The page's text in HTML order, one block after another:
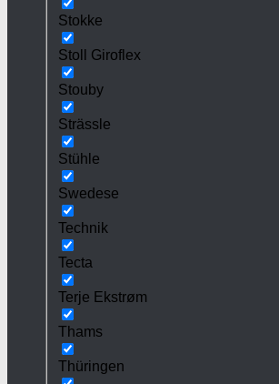
Stokke
Stoll Giroflex
Stouby
Strässle
Stühle
Swedese
Technik
Tecta
Terje Ekstrøm
Thams
Thüringen